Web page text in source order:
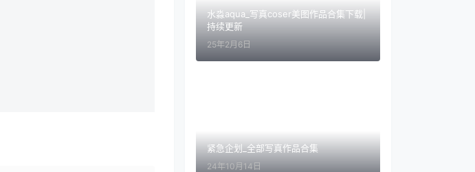
水淼aqua_写真coser美图作品合集下载|
持续更新
25年2月6日
紧急企划_全部写真作品合集
24年10月14日